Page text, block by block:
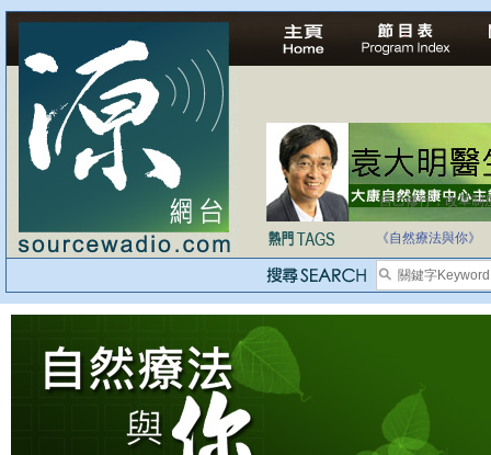
自己修行，改革制
《自然療法與你》